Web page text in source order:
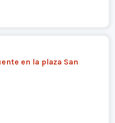
en la plaza San